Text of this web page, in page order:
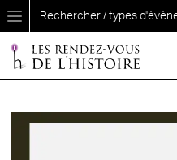
Aller au contenu principal